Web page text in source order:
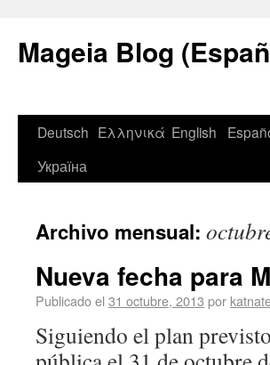
Mageia Blog
Deutsch Ελληνικά English
Україна
Archivo mensual:
Nueva fecha para
Publicado el 31 octubre, 2013 por
Siguiendo el plan